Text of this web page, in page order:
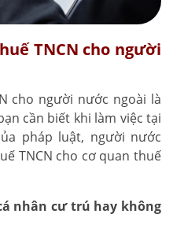
TNCN cho người
cho người nước ngoài là
cần biết khi làm việc tại
pháp luật, người nước
TNCN cho cơ quan thuế
nhân cư trú hay không